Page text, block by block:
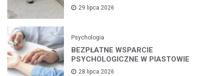
29 lipca 2026
Psychologia
BEZPŁATNE WSPARCIE
PSYCHOLOGICZNE W PIASTOWIE
28 lipca 2026